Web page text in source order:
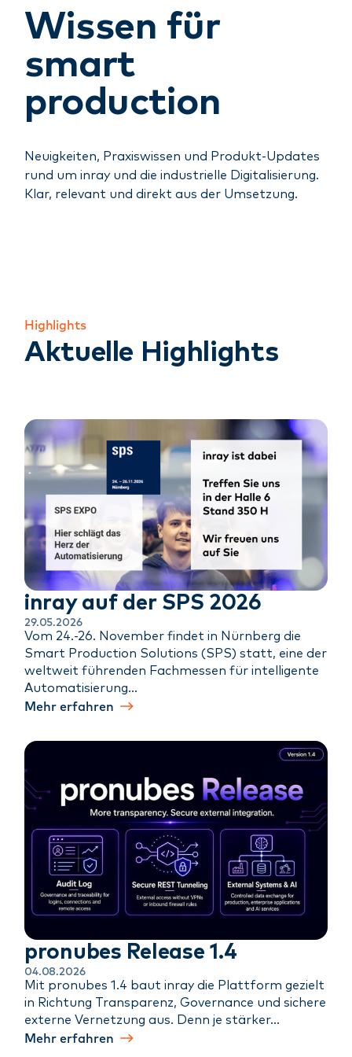
Wissen für
smart
production
Neuigkeiten, Praxiswissen und Produkt-Updates
rund um inray und die industrielle Digitalisierung.
Klar, relevant und direkt aus der Umsetzung.
Highlights
Aktuelle Highlights
inray auf der SPS 2026
29.05.2026
Vom 24.-26. November findet in Nürnberg die
Smart Production Solutions (SPS) statt, eine der
weltweit führenden Fachmessen für intelligente
Automatisierung…
Mehr erfahren
pronubes Release 1.4
04.08.2026
Mit pronubes 1.4 baut inray die Plattform gezielt
in Richtung Transparenz, Governance und sichere
externe Vernetzung aus. Denn je stärker…
Mehr erfahren